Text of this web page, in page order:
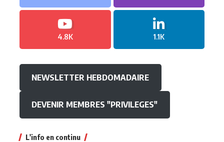
4.8K 1.1K
NEWSLETTER HEBDOMADAIRE
DEVENIR MEMBRES "PRIVILEGES"
L'info en continu